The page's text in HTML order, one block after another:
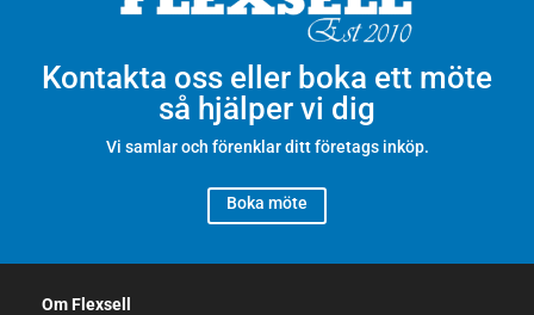
Kontakta oss eller boka ett möte
så hjälper vi dig
Vi samlar och förenklar ditt företags inköp.
Boka möte
Om Flexsell